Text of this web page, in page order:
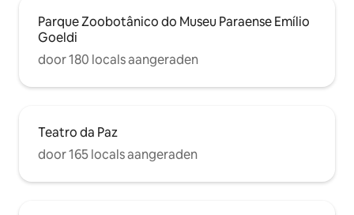
Parque Zoobotânico do Museu Paraense Emílio
Goeldi
door 180 locals aangeraden
Teatro da Paz
door 165 locals aangeraden